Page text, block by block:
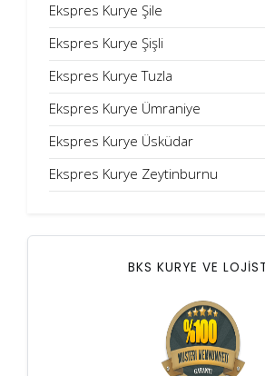
Ekspres Kurye Şile
Ekspres Kurye Şişli
Ekspres Kurye Tuzla
Ekspres Kurye Ümraniye
Ekspres Kurye Üsküdar
Ekspres Kurye Zeytinburnu
BKS KURYE VE